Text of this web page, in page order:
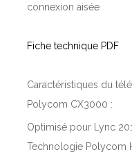
connexion aisée
Fiche technique PDF
Caractéristiques du
Polycom CX3000 :
Optimisé pour Lync
Technologie Polycom